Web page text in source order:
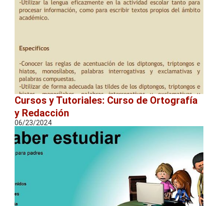
Cursos y Tutoriales: Curso de Ortografía
y Redacción
06/23/2024